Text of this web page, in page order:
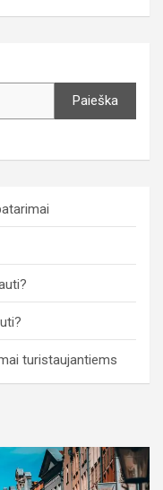
Paieška
turistaujantiems